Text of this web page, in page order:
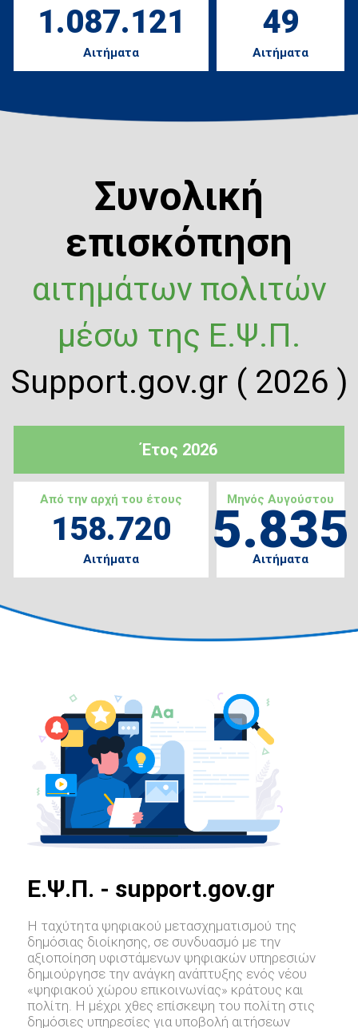
1.087.121
Αιτήματα
49
Αιτήματα
Έτος 2026
Από την αρχή του έτους
158.720
Αιτήματα
Μηνός Αυγούστου
5.835
Αιτήματα
Συνολική
επισκόπηση
αιτημάτων πολιτών
μέσω της Ε.Ψ.Π.
Support.gov.gr ( 2026 )
E.Ψ.Π. - support.gov.gr
Η ταχύτητα ψηφιακού μετασχηματισμού της
δημόσιας διοίκησης, σε συνδυασμό με την
αξιοποίηση υφιστάμενων ψηφιακών υπηρεσιών
δημιούργησε την ανάγκη ανάπτυξης ενός νέου
«ψηφιακού χώρου επικοινωνίας» κράτους και
πολίτη. Η μέχρι χθες επίσκεψη του πολίτη στις
δημόσιες υπηρεσίες για υποβολή αιτήσεων